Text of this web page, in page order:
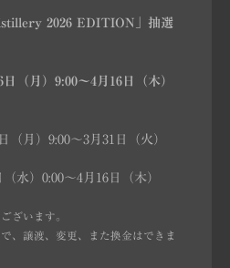
2026 EDITION」抽選
（月）9:00～4月16日（木）
（月）9:00～3月31日（火）
水）0:00～4月16日（木）
ざいます。
、譲渡、変更、また換金はできま